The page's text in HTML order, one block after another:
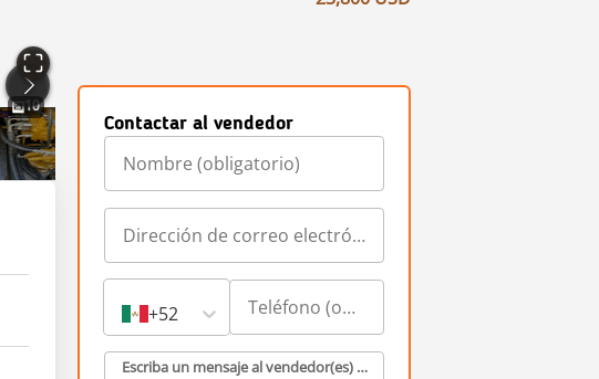
10
Contactar al vendedor
+52
Escriba un mensaje al vendedor(es) (obligatorio)